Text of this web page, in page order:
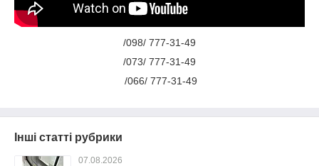
/098/ 777-31-49
/073/ 777-31-49
/066/ 777-31-49
Інші статті рубрики
07.08.2026